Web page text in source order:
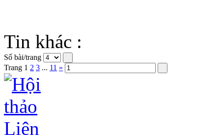
Tin khác :
Số bài/trang
Trang 1 2 3 ... 11 »